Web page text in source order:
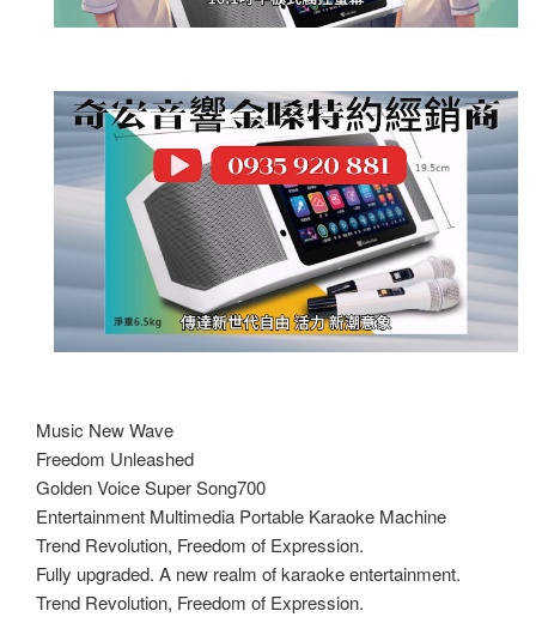
Music New Wave
Freedom Unleashed
Golden Voice Super Song700
Entertainment Multimedia Portable Karaoke Machine
Trend Revolution, Freedom of Expression.
Fully upgraded. A new realm of karaoke entertainment.
Trend Revolution, Freedom of Expression.